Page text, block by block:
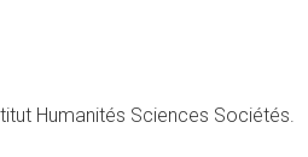
Humanités Sciences Sociétés.